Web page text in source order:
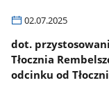
02.07.2025
dot.
Tłocznia
odcinku od